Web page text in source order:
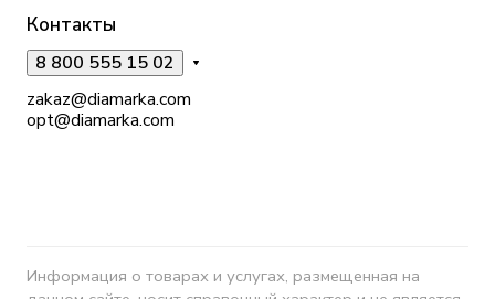
Контакты
8 800 555 15 02
zakaz@diamarka.com
opt@diamarka.com
Информация о товарах и услугах, размещенная на